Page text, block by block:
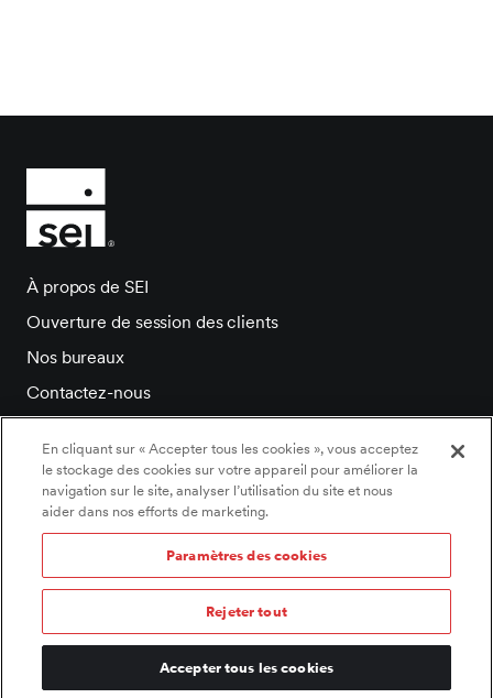
À propos de SEI
Ouverture de session des clients
Nos bureaux
Contactez-nous
Carrieres
©2026 SEI Tous droits réservés.
Politique de témoins
Déclaration d’accessibilité
Conditions d’utilisation / Documents légaux /
Informations et avis importants
En cliquant sur « Accepter tous les cookies », vous acceptez
le stockage des cookies sur votre appareil pour améliorer la
navigation sur le site, analyser l’utilisation du site et nous
aider dans nos efforts de marketing.
Paramètres des cookies
Rejeter tout
Accepter tous les cookies